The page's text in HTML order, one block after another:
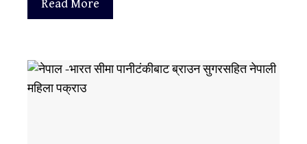
Read More